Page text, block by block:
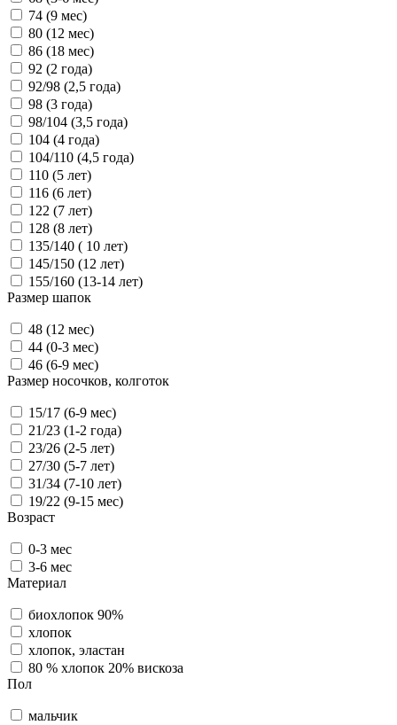
74 (9 мес)
80 (12 мес)
86 (18 мес)
92 (2 года)
92/98 (2,5 года)
98 (3 года)
98/104 (3,5 года)
104 (4 года)
104/110 (4,5 года)
110 (5 лет)
116 (6 лет)
122 (7 лет)
128 (8 лет)
135/140 ( 10 лет)
145/150 (12 лет)
155/160 (13-14 лет)
Размер шапок
48 (12 мес)
44 (0-3 мес)
46 (6-9 мес)
Размер носочков, колготок
15/17 (6-9 мес)
21/23 (1-2 года)
23/26 (2-5 лет)
27/30 (5-7 лет)
31/34 (7-10 лет)
19/22 (9-15 мес)
Возраст
0-3 мес
3-6 мес
Материал
биохлопок 90%
хлопок
хлопок, эластан
80 % хлопок 20% вискоза
Пол
мальчик